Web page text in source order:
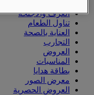
الغرف والأجنحة
تناول الطعام
العناية بالصحة
التجارب
العروض
المناسبات
بطاقة هدايا
معرض الصور
العروض الحصرية